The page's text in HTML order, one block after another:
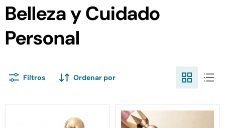
Belleza y Cuidado
Personal
Filtros Ordenar por